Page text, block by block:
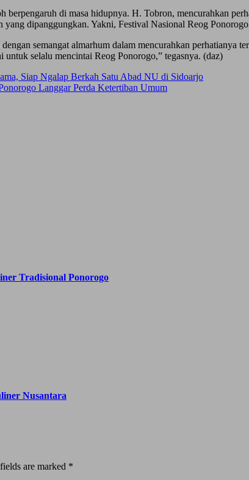
berpengaruh di masa hidupnya. H. Tobron, mencurahkan
yang dipanggungkan. Yakni, Festival Nasional Reog
semangat almarhum dalam mencurahkan perhatianya
untuk selalu mencintai Reog Ponorogo,” tegasnya. (daz)
Siap Ngalap Berkah Satu Abad NU di Sidoarjo
Langgar Perda Ketertiban Umum
Tradisional Ponorogo
Nusantara
are marked *